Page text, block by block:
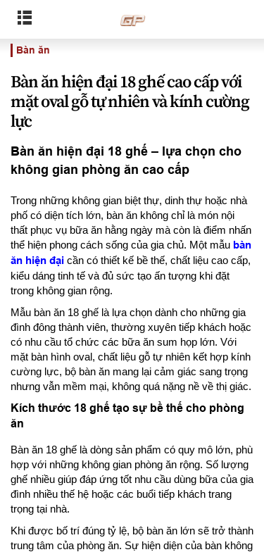
Bàn ăn
Bàn ăn hiện đại 18 ghế cao cấp với
mặt oval gỗ tự nhiên và kính cường
lực
Bàn ăn hiện đại 18 ghế – lựa chọn cho
không gian phòng ăn cao cấp
Trong những không gian biệt thự, dinh thự hoặc nhà
phố có diện tích lớn, bàn ăn không chỉ là món nội
thất phục vụ bữa ăn hằng ngày mà còn là điểm nhấn
thể hiện phong cách sống của gia chủ. Một mẫu bàn
ăn hiện đại cần có thiết kế bề thế, chất liệu cao cấp,
kiểu dáng tinh tế và đủ sức tạo ấn tượng khi đặt
trong không gian rộng.
Mẫu bàn ăn 18 ghế là lựa chọn dành cho những gia
đình đông thành viên, thường xuyên tiếp khách hoặc
có nhu cầu tổ chức các bữa ăn sum họp lớn. Với
mặt bàn hình oval, chất liệu gỗ tự nhiên kết hợp kính
cường lực, bộ bàn ăn mang lại cảm giác sang trọng
nhưng vẫn mềm mại, không quá nặng nề về thị giác.
Kích thước 18 ghế tạo sự bề thế cho phòng
ăn
Bàn ăn 18 ghế là dòng sản phẩm có quy mô lớn, phù
hợp với những không gian phòng ăn rộng. Số lượng
ghế nhiều giúp đáp ứng tốt nhu cầu dùng bữa của gia
đình nhiều thế hệ hoặc các buổi tiếp khách trang
trọng tại nhà.
Khi được bố trí đúng tỷ lệ, bộ bàn ăn lớn sẽ trở thành
trung tâm của phòng ăn. Sự hiện diện của bàn không